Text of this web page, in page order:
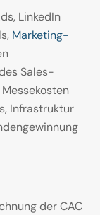
LinkedIn
Marketing-
Sales-
Infrastruktur
der CAC